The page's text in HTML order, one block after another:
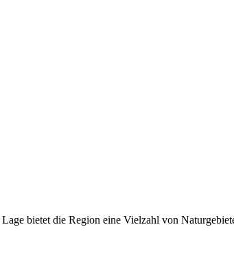
bietet die Region eine Vielzahl von